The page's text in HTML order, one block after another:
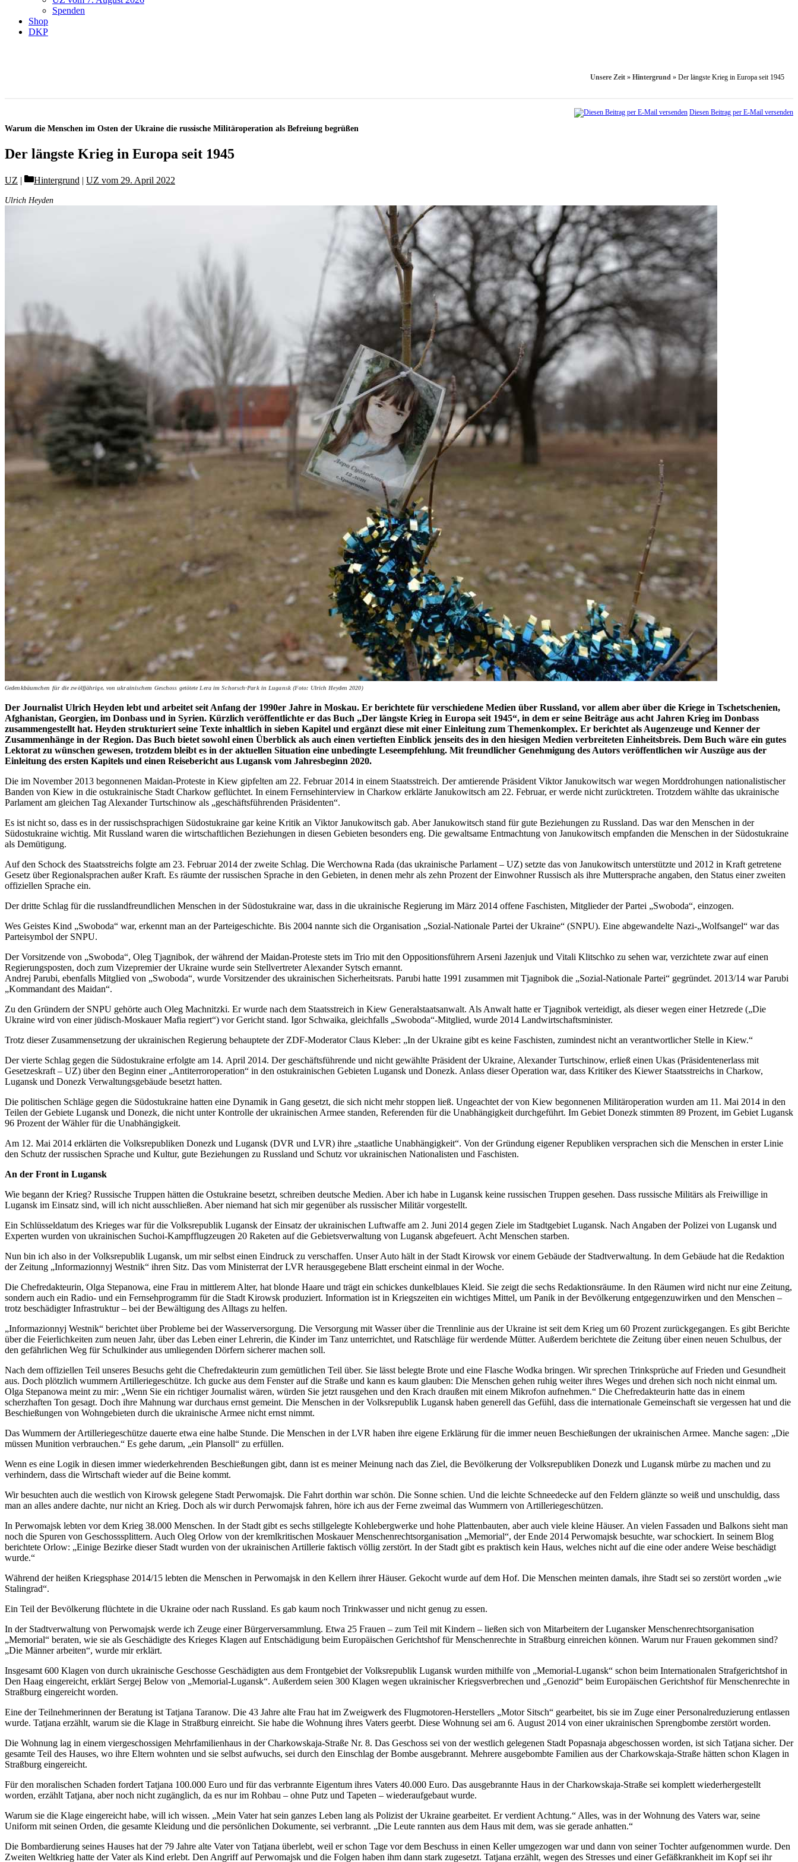
Spenden
Shop
DKP
Unsere Zeit » Hintergrund » Der längste Krieg in Europa seit 1945
Diesen Beitrag per E-Mail versenden
Warum die Menschen im Osten der Ukraine die russische Militäroperation als Befreiung begrüßen
Der längste Krieg in Europa seit 1945
UZ Categories
Hintergrund | UZ vom 29. April 2022
Ulrich Heyden
Gedenkbäumchen für die zwölfjährige, von ukrainischem Geschoss getötete Lera im Schorsch-Park in Lugansk (Foto: Ulrich Heyden 2020)
Der Journalist Ulrich Heyden lebt und arbeitet seit Anfang der 1990er Jahre in Moskau. Er berichtete für verschiedene Medien über Russland, vor allem aber über die Kriege in Tschetschenien,
Afghanistan, Georgien, im Donbass und in Syrien. Kürzlich veröffentlichte er das Buch „Der längste Krieg in Europa seit 1945“, in dem er seine Beiträge aus acht Jahren Krieg im Donbass
zusammengestellt hat. Heyden strukturiert seine Texte inhaltlich in sieben Kapitel und ergänzt diese mit einer Einleitung zum Themenkomplex. Er berichtet als Augenzeuge und Kenner der
Zusammenhänge in der Region. Das Buch bietet sowohl einen Überblick als auch einen vertieften Einblick jenseits des in den hiesigen Medien verbreiteten Einheitsbreis. Dem Buch wäre ein gutes
Lektorat zu wünschen gewesen, trotzdem bleibt es in der aktuellen Situation eine unbedingte Leseempfehlung. Mit freundlicher Genehmigung des Autors veröffentlichen wir Auszüge aus der
Einleitung des ersten Kapitels und einen Reisebericht aus Lugansk vom Jahresbeginn 2020.
Die im November 2013 begonnenen Maidan-Proteste in Kiew gipfelten am 22. Februar 2014 in einem Staatsstreich. Der amtierende Präsident Viktor Janukowitsch war wegen Morddrohungen nationalistischer
Banden von Kiew in die ostukrainische Stadt Charkow geflüchtet. In einem Fernsehinterview in Charkow erklärte Janukowitsch am 22. Februar, er werde nicht zurücktreten. Trotzdem wählte das ukrainische
Parlament am gleichen Tag Alexander Turtschinow als „geschäftsführenden Präsidenten“.
Es ist nicht so, dass es in der russischsprachigen Südostukraine gar keine Kritik an Viktor Janukowitsch gab. Aber Janukowitsch stand für gute Beziehungen zu Russland. Das war den Menschen in der
Südostukraine wichtig. Mit Russland waren die wirtschaftlichen Beziehungen in diesen Gebieten besonders eng. Die gewaltsame Entmachtung von Janukowitsch empfanden die Menschen in der Südostukraine
als Demütigung.
Auf den Schock des Staatsstreichs folgte am 23. Februar 2014 der zweite Schlag. Die Werchowna Rada (das ukrainische Parlament – UZ) setzte das von Janukowitsch unterstützte und 2012 in Kraft getretene
Gesetz über Regionalsprachen außer Kraft. Es räumte der russischen Sprache in den Gebieten, in denen mehr als zehn Prozent der Einwohner Russisch als ihre Muttersprache angaben, den Status einer zweiten
offiziellen Sprache ein.
Der dritte Schlag für die russlandfreundlichen Menschen in der Südost­ukraine war, dass in die ukrainische Regierung im März 2014 offene Faschisten, Mitglieder der Partei „Swoboda“, einzogen.
Wes Geistes Kind „Swoboda“ war, erkennt man an der Parteigeschichte. Bis 2004 nannte sich die Organisation „Sozial-Nationale Partei der Ukraine“ (SNPU). Eine abgewandelte Nazi-„Wolfsangel“ war das
Parteisymbol der SNPU.
Der Vorsitzende von „Swoboda“, Oleg Tjagnibok, der während der Maidan-Proteste stets im Trio mit den Oppositionsführern Arseni Jazenjuk und Vitali Klitschko zu sehen war, verzichtete zwar auf einen
Regierungsposten, doch zum Vizepremier der Ukraine wurde sein Stellvertreter Alexander Sytsch ernannt.
Andrej Parubi, ebenfalls Mitglied von „Swoboda“, wurde Vorsitzender des ukrainischen Sicherheitsrats. Parubi hatte 1991 zusammen mit Tjagnibok die „Sozial-Nationale Partei“ gegründet. 2013/14 war Parubi
„Kommandant des Maidan“.
Zu den Gründern der SNPU gehörte auch Oleg Machnitzki. Er wurde nach dem Staatsstreich in Kiew Generalstaatsanwalt. Als Anwalt hatte er Tjagnibok verteidigt, als dieser wegen einer Hetzrede („Die
Ukraine wird von einer jüdisch-Moskauer Mafia regiert“) vor Gericht stand. Igor Schwaika, gleichfalls „Swoboda“-Mitglied, wurde 2014 Landwirtschaftsminister.
Trotz dieser Zusammensetzung der ukrainischen Regierung behauptete der ZDF-Moderator Claus Kleber: „In der Ukraine gibt es keine Faschisten, zumindest nicht an verantwortlicher Stelle in Kiew.“
Der vierte Schlag gegen die Südostukraine erfolgte am 14. April 2014. Der geschäftsführende und nicht gewählte Präsident der Ukraine, Alexander Turtschinow, erließ einen Ukas (Präsidentenerlass mit
Gesetzeskraft – UZ) über den Beginn einer „Antiterroroperation“ in den ostukrainischen Gebieten Lugansk und Donezk. Anlass dieser Operation war, dass Kritiker des Kiewer Staatsstreichs in Charkow,
Lugansk und Donezk Verwaltungsgebäude besetzt hatten.
Die politischen Schläge gegen die Südostukraine hatten eine Dynamik in Gang gesetzt, die sich nicht mehr stoppen ließ. Ungeachtet der von Kiew begonnenen Militäroperation wurden am 11. Mai 2014 in den
Teilen der Gebiete Lugansk und Donezk, die nicht unter Kontrolle der ukrainischen Armee standen, Referenden für die Unabhängigkeit durchgeführt. Im Gebiet Donezk stimmten 89 Prozent, im Gebiet Lugansk
96 Prozent der Wähler für die Unabhängigkeit.
Am 12. Mai 2014 erklärten die Volksrepubliken Donezk und Lugansk (DVR und LVR) ihre „staatliche Unabhängigkeit“. Von der Gründung eigener Republiken versprachen sich die Menschen in erster Linie
den Schutz der russischen Sprache und Kultur, gute Beziehungen zu Russland und Schutz vor ukrainischen Nationalisten und Faschisten.
An der Front in Lugansk
Wie begann der Krieg? Russische Truppen hätten die Ostukraine besetzt, schreiben deutsche Medien. Aber ich habe in Lugansk keine russischen Truppen gesehen. Dass russische Militärs als Freiwillige in
Lugansk im Einsatz sind, will ich nicht ausschließen. Aber niemand hat sich mir gegenüber als russischer Militär vorgestellt.
Ein Schlüsseldatum des Krieges war für die Volksrepublik Lugansk der Einsatz der ukrainischen Luftwaffe am 2. Juni 2014 gegen Ziele im Stadtgebiet Lugansk. Nach Angaben der Polizei von Lugansk und
Experten wurden von ukrainischen Suchoi-Kampfflugzeugen 20 Raketen auf die Gebietsverwaltung von Lugansk abgefeuert. Acht Menschen starben.
Nun bin ich also in der Volksrepublik Lugansk, um mir selbst einen Eindruck zu verschaffen. Unser Auto hält in der Stadt Kirowsk vor einem Gebäude der Stadtverwaltung. In dem Gebäude hat die Redaktion
der Zeitung „Informazionnyj Westnik“ ihren Sitz. Das vom Ministerrat der LVR herausgegebene Blatt erscheint einmal in der Woche.
Die Chefredakteurin, Olga Stepanowa, eine Frau in mittlerem Alter, hat blonde Haare und trägt ein schickes dunkelblaues Kleid. Sie zeigt die sechs Redaktionsräume. In den Räumen wird nicht nur eine Zeitung,
sondern auch ein Radio- und ein Fernsehprogramm für die Stadt Kirowsk produziert. Information ist in Kriegszeiten ein wichtiges Mittel, um Panik in der Bevölkerung entgegenzuwirken und den Menschen –
trotz beschädigter Infrastruktur – bei der Bewältigung des Alltags zu helfen.
„Informazionnyj Westnik“ berichtet über Probleme bei der Wasserversorgung. Die Versorgung mit Wasser über die Trennlinie aus der Ukraine ist seit dem Krieg um 60 Prozent zurückgegangen. Es gibt Berichte
über die Feierlichkeiten zum neuen Jahr, über das Leben einer Lehrerin, die Kinder im Tanz unterrichtet, und Ratschläge für werdende Mütter. Außerdem berichtete die Zeitung über einen neuen Schulbus, der
den gefährlichen Weg für Schulkinder aus umliegenden Dörfern sicherer machen soll.
Nach dem offiziellen Teil unseres Besuchs geht die Chefredakteurin zum gemütlichen Teil über. Sie lässt belegte Brote und eine Flasche Wodka bringen. Wir sprechen Trinksprüche auf Frieden und Gesundheit
aus. Doch plötzlich wummern Artilleriegeschütze. Ich gucke aus dem Fenster auf die Straße und kann es kaum glauben: Die Menschen gehen ruhig weiter ihres Weges und drehen sich noch nicht einmal um.
Olga Stepanowa meint zu mir: „Wenn Sie ein richtiger Journalist wären, würden Sie jetzt rausgehen und den Krach draußen mit einem Mikrofon aufnehmen.“ Die Chefredakteurin hatte das in einem
scherzhaften Ton gesagt. Doch ihre Mahnung war durchaus ernst gemeint. Die Menschen in der Volksrepublik Lugansk haben generell das Gefühl, dass die internationale Gemeinschaft sie vergessen hat und die
Beschießungen von Wohngebieten durch die ukrainische Armee nicht ernst nimmt.
Das Wummern der Artilleriegeschütze dauerte etwa eine halbe Stunde. Die Menschen in der LVR haben ihre eigene Erklärung für die immer neuen Beschießungen der ukrainischen Armee. Manche sagen: „Die
müssen Munition verbrauchen.“ Es gehe darum, „ein Plansoll“ zu erfüllen.
Wenn es eine Logik in diesen immer wiederkehrenden Beschießungen gibt, dann ist es meiner Meinung nach das Ziel, die Bevölkerung der Volksrepubliken Donezk und Lugansk mürbe zu machen und zu
verhindern, dass die Wirtschaft wieder auf die Beine kommt.
Wir besuchten auch die westlich von Kirowsk gelegene Stadt Perwomajsk. Die Fahrt dorthin war schön. Die Sonne schien. Und die leichte Schneedecke auf den Feldern glänzte so weiß und unschuldig, dass
man an alles andere dachte, nur nicht an Krieg. Doch als wir durch Perwomajsk fahren, höre ich aus der Ferne zweimal das Wummern von Artilleriegeschützen.
In Perwomajsk lebten vor dem Krieg 38.000 Menschen. In der Stadt gibt es sechs stillgelegte Kohlebergwerke und hohe Plattenbauten, aber auch viele kleine Häuser. An vielen Fassaden und Balkons sieht man
noch die Spuren von Geschosssplittern. Auch Oleg Orlow von der kremlkritischen Moskauer Menschenrechtsorganisation „Memorial“, der Ende 2014 Perwomajsk besuchte, war schockiert. In seinem Blog
berichtete Orlow: „Einige Bezirke dieser Stadt wurden von der ukrainischen Artillerie faktisch völlig zerstört. In der Stadt gibt es praktisch kein Haus, welches nicht auf die eine oder andere Weise beschädigt
wurde.“
Während der heißen Kriegsphase 2014/15 lebten die Menschen in Perwomajsk in den Kellern ihrer Häuser. Gekocht wurde auf dem Hof. Die Menschen meinten damals, ihre Stadt sei so zerstört worden „wie
Stalingrad“.
Ein Teil der Bevölkerung flüchtete in die Ukraine oder nach Russland. Es gab kaum noch Trinkwasser und nicht genug zu essen.
In der Stadtverwaltung von Perwomajsk werde ich Zeuge einer Bürgerversammlung. Etwa 25 Frauen – zum Teil mit Kindern – ließen sich von Mitarbeitern der Lugansker Menschenrechtsorganisation
„Memorial“ beraten, wie sie als Geschädigte des Krieges Klagen auf Entschädigung beim Europäischen Gerichtshof für Menschenrechte in Straßburg einreichen können. Warum nur Frauen gekommen sind?
„Die Männer arbeiten“, wurde mir erklärt.
Insgesamt 600 Klagen von durch ukrainische Geschosse Geschädigten aus dem Frontgebiet der Volksrepublik Lugansk wurden mithilfe von „Memorial-Lugansk“ schon beim Internationalen Strafgerichtshof in
Den Haag eingereicht, erklärt Sergej Below von „Memorial-Lugansk“. Außerdem seien 300 Klagen wegen ukrainischer Kriegsverbrechen und „Genozid“ beim Europäischen Gerichtshof für Menschenrechte in
Straßburg eingereicht worden.
Eine der Teilnehmerinnen der Beratung ist Tatjana Taranow. Die 43 Jahre alte Frau hat im Zweigwerk des Flugmotoren-Herstellers „Motor Sitsch“ gearbeitet, bis sie im Zuge einer Personalreduzierung entlassen
wurde. Tatjana erzählt, warum sie die Klage in Straßburg einreicht. Sie habe die Wohnung ihres Vaters geerbt. Diese Wohnung sei am 6. August 2014 von einer ukrainischen Sprengbombe zerstört worden.
Die Wohnung lag in einem viergeschossigen Mehrfamilienhaus in der Charkowskaja-Straße Nr. 8. Das Geschoss sei von der westlich gelegenen Stadt Popasnaja abgeschossen worden, ist sich Tatjana sicher. Der
gesamte Teil des Hauses, wo ihre Eltern wohnten und sie selbst aufwuchs, sei durch den Einschlag der Bombe ausgebrannt. Mehrere ausgebombte Familien aus der Charkowskaja-Straße hätten schon Klagen in
Straßburg eingereicht.
Für den moralischen Schaden fordert Tatjana 100.000 Euro und für das verbrannte Eigentum ihres Vaters 40.000 Euro. Das ausgebrannte Haus in der Charkowskaja-Straße sei komplett wiederhergestellt
worden, erzählt Tatjana, aber noch nicht zugänglich, da es nur im Rohbau – ohne Putz und Tapeten – wiederaufgebaut wurde.
Warum sie die Klage eingereicht habe, will ich wissen. „Mein Vater hat sein ganzes Leben lang als Polizist der Ukraine gearbeitet. Er verdient Achtung.“ Alles, was in der Wohnung des Vaters war, seine
Uniform mit seinen Orden, die gesamte Kleidung und die persönlichen Dokumente, sei verbrannt. „Die Leute rannten aus dem Haus mit dem, was sie gerade anhatten.“
Die Bombardierung seines Hauses hat der 79 Jahre alte Vater von Tatjana überlebt, weil er schon Tage vor dem Beschuss in einen Keller umgezogen war und dann von seiner Tochter aufgenommen wurde. Den
Zweiten Weltkrieg hatte der Vater als Kind erlebt. Den Angriff auf Perwomajsk und die Folgen haben ihm dann stark zugesetzt. Tatjana erzählt, wegen des Stresses und einer Gefäßkrankheit im Kopf sei ihr